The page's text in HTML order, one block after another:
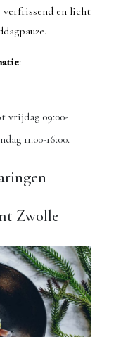
en licht
:
vrijdag 09:00-
11:00-16:00.
Zwolle